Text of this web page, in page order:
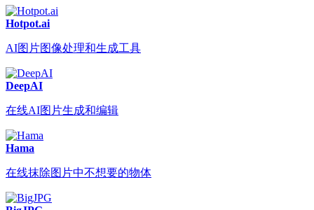
Hotpot.ai
AI图片图像处理和生成工具
DeepAI
在线AI图片生成和编辑
Hama
在线抹除图片中不想要的物体